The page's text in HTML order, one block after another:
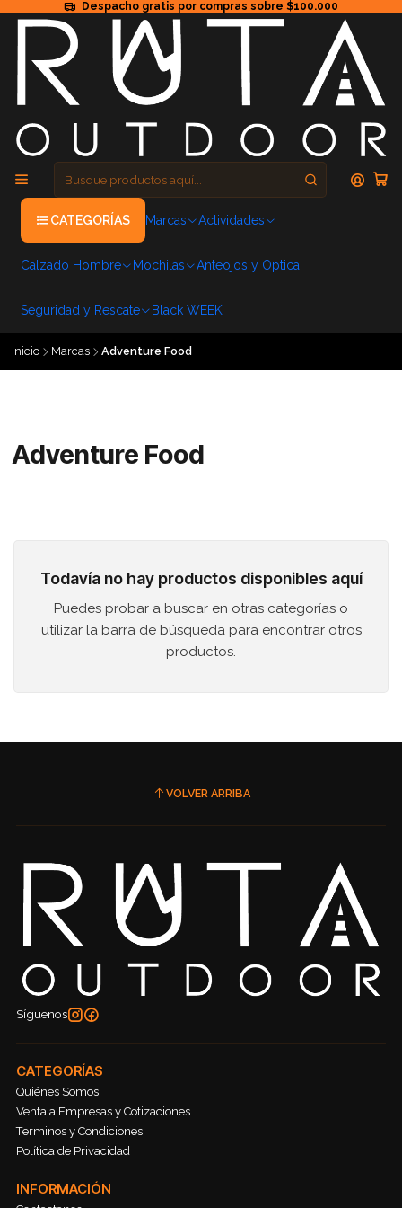
Despacho gratis por compras sobre $100.000
CATEGORÍAS Marcas Actividades
Calzado Hombre Mochilas Anteojos y Optica
Seguridad y Rescate Black WEEK
Inicio Marcas Adventure Food
Adventure Food
Todavía no hay productos disponibles aquí
Puedes probar a buscar en otras categorías o
utilizar la barra de búsqueda para encontrar otros
productos.
VOLVER ARRIBA
Síguenos
CATEGORÍAS
Quiénes Somos
Venta a Empresas y Cotizaciones
Terminos y Condiciones
Política de Privacidad
INFORMACIÓN